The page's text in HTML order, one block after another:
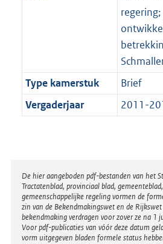
regering;
Type kamerstuk
Brief
Vergaderjaar
2011-
Disclaimer
De hier aangeboden pdf-bestanden van het
Tractatenblad, provinciaal blad,
gemeenschappelijke regeling vormen de
zin van de Bekendmakingswet en de
bekendmaking verdragen voor zover ze na 1
Voor pdf-publicaties van vóór deze datum
vorm uitgegeven bladen formele status